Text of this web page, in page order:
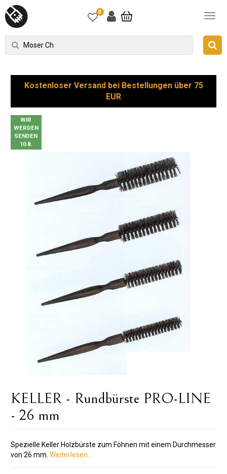
0
Kostenloser Versand bei Bestellungen über 75
EUR
WIR
WERDEN
SENDEN
10.8.
KELLER - Rundbürste PRO-LINE
- 26 mm
Spezielle Keller Holzbürste zum Föhnen mit einem Durchmesser
von 26 mm. Weiterlesen ..